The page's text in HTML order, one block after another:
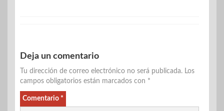
Deja un comentario
Tu dirección de correo electrónico no será publicada. Los
campos obligatorios están marcados con *
Comentario *